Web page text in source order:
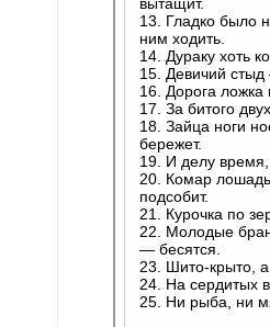
13. Гладко было
ним ходить.
14. Дураку хоть
15. Девичий
16. Дорога ложка
17. За битого
18. Зайца ноги
бережет.
19. И делу
20. Комар
подсобит.
21. Курочка по
22. Молодые
— бесятся.
23. Шито-крыто, а
24. На сердитых
25. Ни рыба, ни